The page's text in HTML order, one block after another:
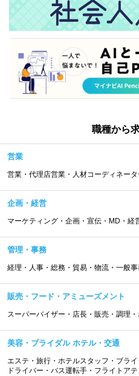
職種から
営業
営業・代理店営業・人材コーディネー
企画・経営
マーケティング・企画・宣伝・MD・経
管理・事務
経理・人事・総務・貿易・物流・一般
販売・フード・アミューズメント
スーパーバイザー・店長・販売・調理
美容・ブライダル ホテル・交通
エステ・旅行・ホテルスタッフ・ブラ
ドライバー・バス運転手・フライトア